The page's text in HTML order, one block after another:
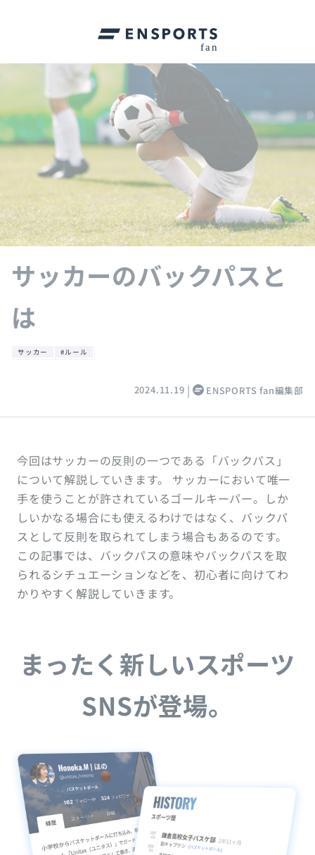
サッカーのバックパスと
は
サッカー #ルール
2024.11.19 ENSPORTS fan編集部
今回はサッカーの反則の一つである「バックパス」
について解説していきます。 サッカーにおいて唯一
手を使うことが許されているゴールキーパー。しか
しいかなる場合にも使えるわけではなく、バックパ
スとして反則を取られてしまう場合もあるのです。
この記事では、バックパスの意味やバックパスを取
られるシチュエーションなどを、初心者に向けてわ
かりやすく解説していきます。
まったく新しいスポーツ
SNSが登場。